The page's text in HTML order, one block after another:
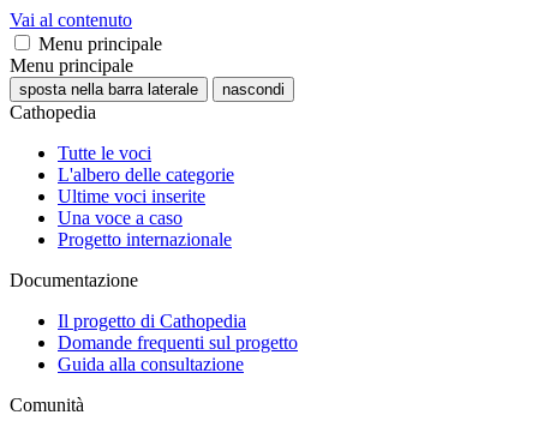
Vai al contenuto
Menu principale
Menu principale
sposta nella barra laterale nascondi
Cathopedia
Tutte le voci
L'albero delle categorie
Ultime voci inserite
Una voce a caso
Progetto internazionale
Documentazione
Il progetto di Cathopedia
Domande frequenti sul progetto
Guida alla consultazione
Comunità